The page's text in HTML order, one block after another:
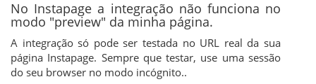
No Instapage a integração não funciona no
modo "preview" da minha página.
A integração só pode ser testada no URL real da sua
página Instapage. Sempre que testar, use uma sessão
do seu browser no modo incógnito..